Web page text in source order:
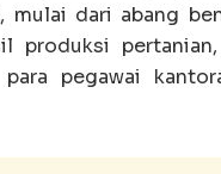
mulai dari abang
produksi
pegawai